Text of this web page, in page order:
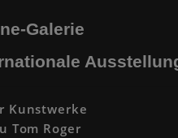
Galerie
Kunstwerke
Tom Roger